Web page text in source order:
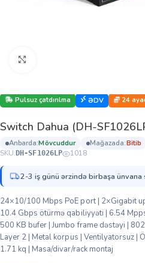
Pulsuz çatdırılma ƏDV 24
Switch Dahua (DH-
anbarda: mövcuddur mağazada:
bi̇ti̇b
SKU: DH-SF1026LP 1018
2-3 iş günü ərzində birbaşa ünvana
24×10/100 Mbps PoE port | 2×Gigabit
10.4 Gbps ötürmə qabiliyyəti | 6.54
500 KB bufer | Jumbo frame dəstəyi |
Layer 2 | Metal korpus | Ventilyatorsuz |
1.71 kq | Masa/divar/rack montaj